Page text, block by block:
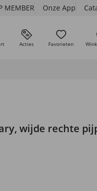
MEMBER Onze App
Acties Favorieten
wijde rechte